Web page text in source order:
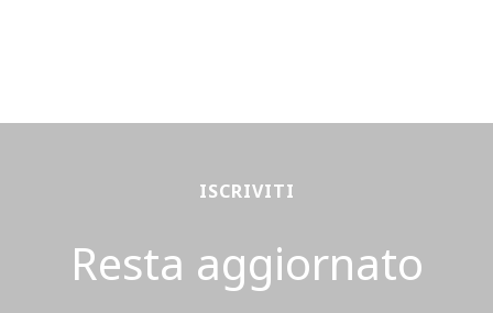
ISCRIVITI
Resta aggiornato